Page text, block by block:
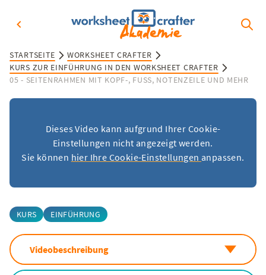
STARTSEITE
WORKSHEET CRAFTER
KURS ZUR EINFÜHRUNG IN DEN WORKSHEET CRAFTER
05 - SEITENRAHMEN MIT KOPF-, FUSS, NOTENZEILE UND MEHR
Dieses Video kann aufgrund Ihrer Cookie-
Einstellungen nicht angezeigt werden.
Sie können hier Ihre Cookie-Einstellungen anpassen.
KURS EINFÜHRUNG
Videobeschreibung